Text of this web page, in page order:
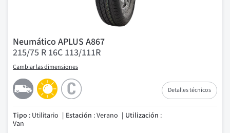
Neumático APLUS A867
215/75 R 16C 113/111R
Cambiar las dimensiones
Detalles técnicos
Tipo : Utilitario Estación : Verano Utilización :
Van